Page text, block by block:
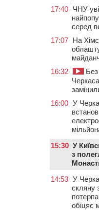
17:40 ЧНУ
серед
17:07 На
16:32
Без
16:00 У
15:30 У
з
14:53 У
скляну
обіцяє